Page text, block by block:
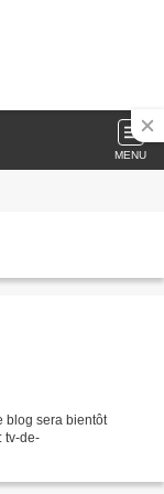
MENU
blog sera bientôt
tv-de-